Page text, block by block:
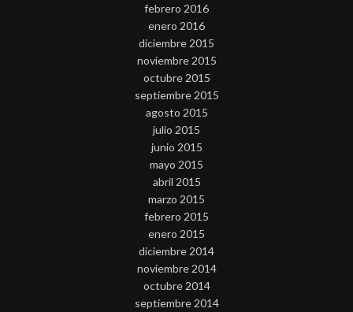
febrero 2016
enero 2016
diciembre 2015
noviembre 2015
octubre 2015
septiembre 2015
agosto 2015
julio 2015
junio 2015
mayo 2015
abril 2015
marzo 2015
febrero 2015
enero 2015
diciembre 2014
noviembre 2014
octubre 2014
septiembre 2014